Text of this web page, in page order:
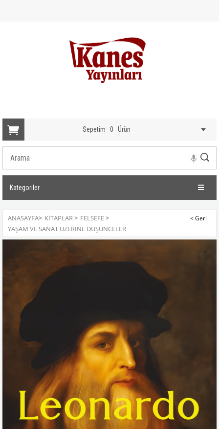
Sepetim 0 Ürün
Kategoriler
ANASAYFA> KİTAPLAR> FELSEFE>
YAŞAM VE SANAT ÜZERINE DÜŞÜNCELER